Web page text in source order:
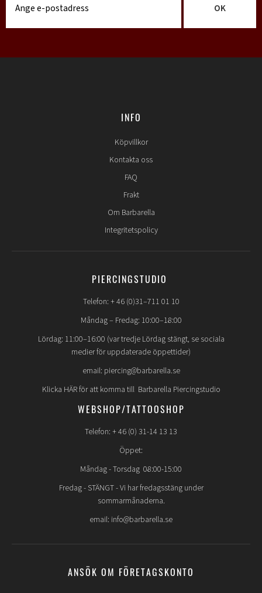
OK
INFO
Köpvillkor
Kontakta oss
FAQ
Frakt
Om Barbarella
Integritetspolicy
PIERCINGSTUDIO
Telefon: + 46 (0)31–711 01 10
Måndag – Fredag: 10:00–18:00
Lördag: 11:00–16:00 (var tredje Lördag stängt, se sociala
medier för uppdaterade öppettider)
email: piercing@barbarella.se
Klicka HÄR för att komma till Barbarella Piercingstudio
WEBSHOP/TATTOOSHOP
Telefon: + 46 (0) 31-14 13 13
Öppet:
Måndag - Torsdag 08:00-15:00
Fredag - STÄNGT- Vi har fredagsstäng under
sommarmånaderna.
email: info@barbarella.se
ANSÖK OM FÖRETAGSKONTO